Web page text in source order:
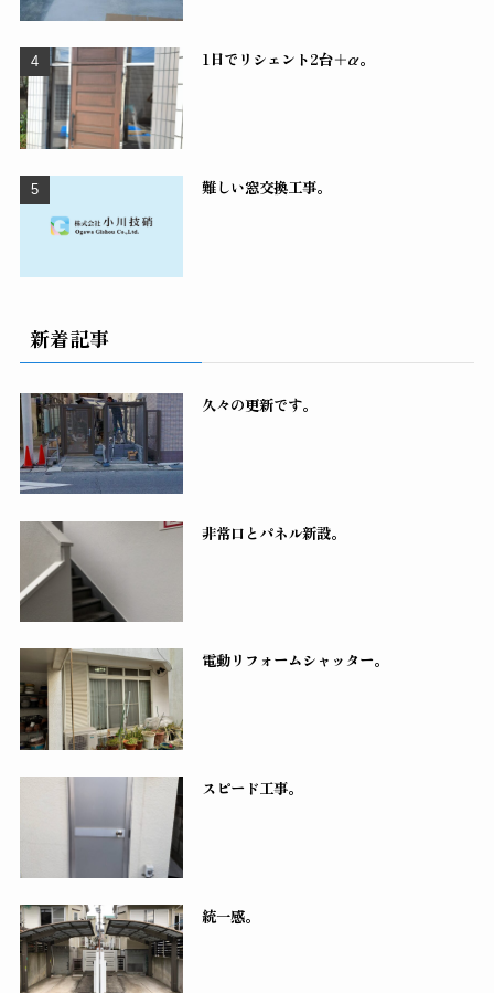
1日でリシェント2台＋α。
難しい窓交換工事。
新着記事
久々の更新です。
非常口とパネル新設。
電動リフォームシャッター。
スピード工事。
統一感。